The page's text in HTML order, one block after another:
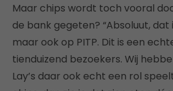
Maar chips wordt toch vooral
de bank gegeten? “Absoluut, dat
maar ook op PITP. Dit is een
tienduizend bezoekers. Wij
Lay’s daar ook echt een rol